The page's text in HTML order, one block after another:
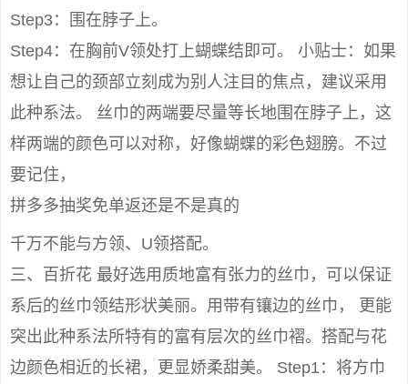
Step3：围在脖子上。
Step4：在胸前V领处打上蝴蝶结即可。 小贴士：如果
想让自己的颈部立刻成为别人注目的焦点，建议采用
此种系法。 丝巾的两端要尽量等长地围在脖子上，这
样两端的颜色可以对称，好像蝴蝶的彩色翅膀。不过
要记住，
拼多多抽奖免单返还是不是真的
千万不能与方领、U领搭配。
三、百折花 最好选用质地富有张力的丝巾，可以保证
系后的丝巾领结形状美丽。用带有镶边的丝巾， 更能
突出此种系法所特有的富有层次的丝巾褶。搭配与花
边颜色相近的长裙，更显娇柔甜美。 Step1：将方巾